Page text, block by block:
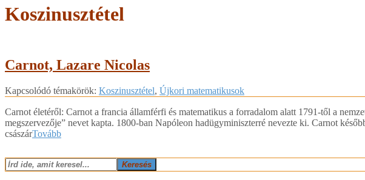
Koszinusztétel
Carnot, Lazare Nicolas
2018-
13
Kapcsolódó témakörök: Koszinusztétel, Újkori matematikusok
Carnot életéről: Carnot a francia államférfi és matematikus a forradalom alatt 1791-től a
megszervezője” nevet kapta. 1800-ban Napóleon hadügyminiszterré nevezte ki. Carnot
császárTovább
Keresés